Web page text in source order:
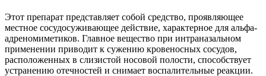
Этот препарат представляет собой средство, проявляющее
местное сосудосуживающее действие, характерное для альфа-
адреномиметиков. Главное вещество при интраназальном
применении приводит к сужению кровеносных сосудов,
расположенных в слизистой носовой полости, способствует
устранению отечностей и снимает воспалительные реакции.